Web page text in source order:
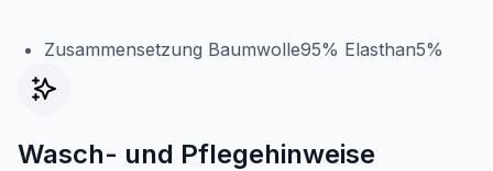
Zusammensetzung Baumwolle95% Elasthan5%
Wasch- und Pflegehinweise